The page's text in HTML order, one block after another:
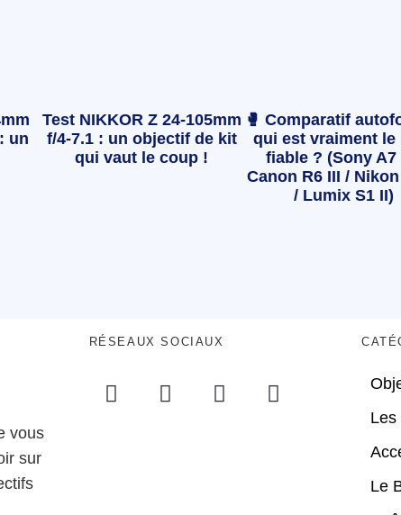
un
Test NIKKOR Z 24-105mm
f/4-7.1 : un objectif de kit
qui vaut le coup !
🥊 Comparatif
qui est vraiment le
fiable ? (Sony A7
Canon R6 III / Nikon
/ Lumix S1 II)
vous
sur
RÉSEAUX SOCIAUX
Les
Le